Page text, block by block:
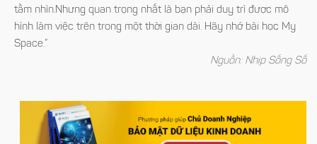
tầm nhìn.Nhưng quan trọng nhất là bạn phải duy trì được mô
hình làm việc trên trong một thời gian dài. Hãy nhớ bài học My
Space.”
Nguồn: Nhịp Sống Số